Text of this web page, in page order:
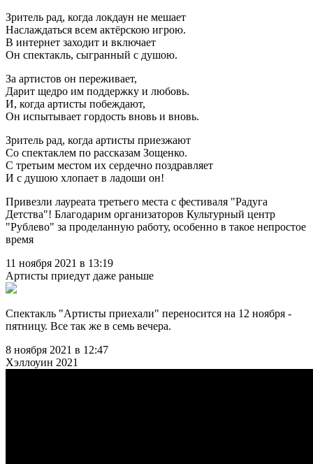
Зритель рад, когда локдаун не мешает
Наслаждаться всем актёрскою игрою.
В интернет заходит и включает
Он спектакль, сыгранный с душою.
За артистов он переживает,
Дарит щедро им поддержку и любовь.
И, когда артисты побеждают,
Он испытывает гордость вновь и вновь.
Зритель рад, когда артисты приезжают
Со спектаклем по рассказам Зощенко.
С третьим местом их сердечно поздравляет
И с душою хлопает в ладоши он!
Привезли лауреата третьего места с фестиваля "Радуга
Детства"! Благодарим организаторов Культурный центр
"Рублево" за проделанную работу, особенно в такое непростое
время
11 ноября 2021 в 13:19
Артисты приедут даже раньше
Спектакль "Артисты приехали" переносится на 12 ноября -
пятницу. Все так же в семь вечера.
8 ноября 2021 в 12:47
Хэллоуин 2021